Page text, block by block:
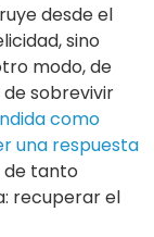
desde el
sino
modo, de
sobrevivir
como
una respuesta
de tanto
recuperar el